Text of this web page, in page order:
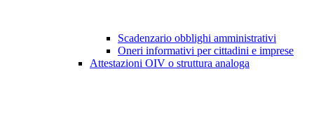
Scadenzario obblighi amministrativi
Oneri informativi per cittadini e imprese
Attestazioni OIV o struttura analoga